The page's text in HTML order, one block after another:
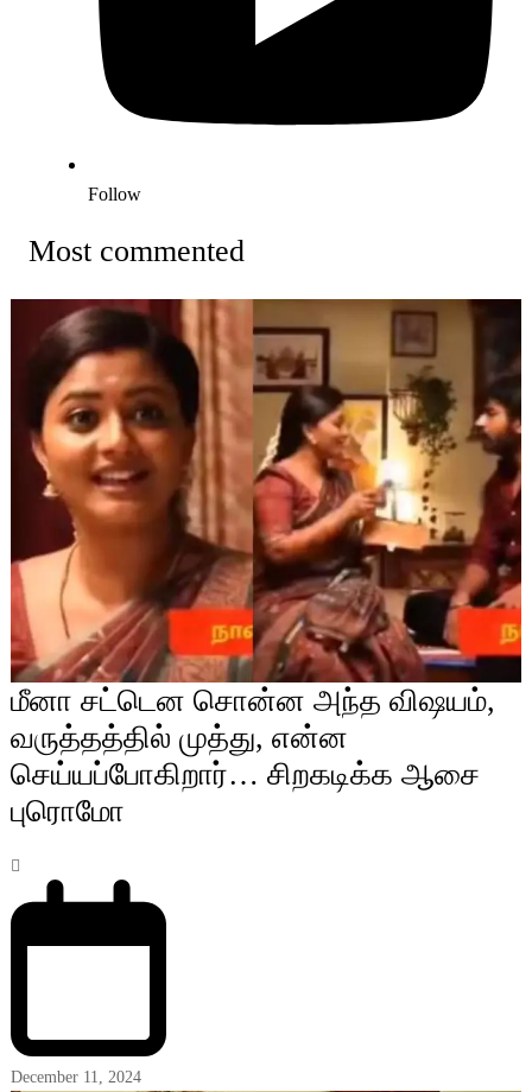
Follow
Most commented
மீனா சட்டென சொன்ன அந்த விஷயம்,
வருத்தத்தில் முத்து, என்ன
செய்யப்போகிறார்… சிறகடிக்க ஆசை
புரொமோ
December 11, 2024